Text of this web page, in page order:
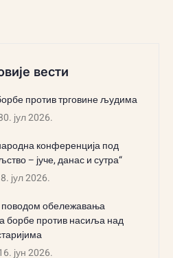
вести
против трговине људима
јул 2026.
конференција под
– јуче, данас и сутра“
8. јул 2026.
обележавања
борбе против насиља над
јун 2026.